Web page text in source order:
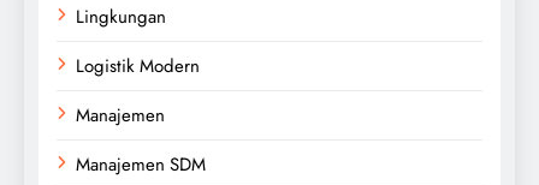
Lingkungan
Logistik Modern
Manajemen
Manajemen SDM